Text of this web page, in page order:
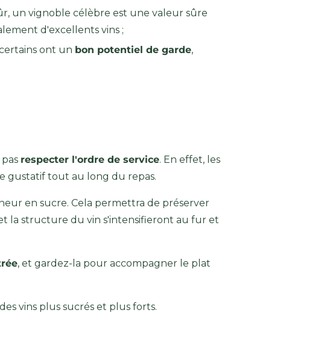
un vignoble célèbre est une valeur sûre
d'excellents vins ;
ont un bon potentiel de garde,
respecter l'ordre de service. En effet, les
gustatif tout au long du repas.
en sucre. Cela permettra de préserver
la structure du vin s'intensifieront au fur et
, et gardez-la pour accompagner le plat
vins plus sucrés et plus forts.